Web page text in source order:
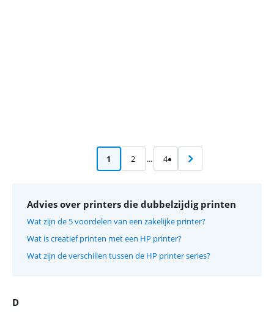
1 2 ... 4
Advies over printers die dubbelzijdig printen
Wat zijn de 5 voordelen van een zakelijke printer?
Wat is creatief printen met een HP printer?
Wat zijn de verschillen tussen de HP printer series?
D